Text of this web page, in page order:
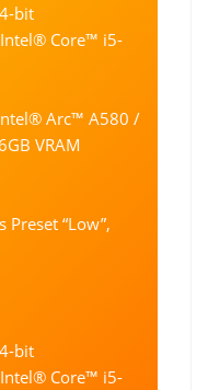
bit
Core™ i5-
Arc™ A580 /
VRAM
“Low”,
bit
Core™ i5-